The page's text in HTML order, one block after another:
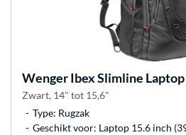
WengerIbex Slimline
Zwart, 14" tot 15,6"
Type: Rugzak
Geschikt voor: Laptop 15.6 inch